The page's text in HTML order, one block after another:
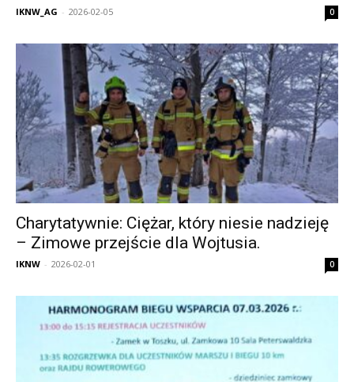
IKNW_AG - 2026-02-05 0
Charytatywnie: Ciężar, który niesie nadzieję
– Zimowe przejście dla Wojtusia.
IKNW - 2026-02-01 0